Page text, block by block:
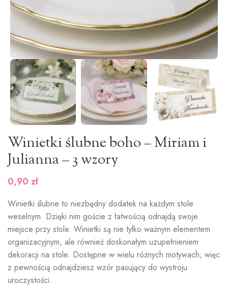
Winietki ślubne boho – Miriam i
Julianna – 3 wzory
0,90 zł
Winietki ślubne to niezbędny dodatek na każdym stole
weselnym. Dzięki nim goście z łatwością odnajdą swoje
miejsce przy stole. Winietki są nie tylko ważnym elementem
organizacyjnym, ale również doskonałym uzupełnieniem
dekoracji na stole. Dostępne w wielu różnych motywach, więc
z pewnością odnajdziesz wzór pasujący do wystroju
uroczystości.